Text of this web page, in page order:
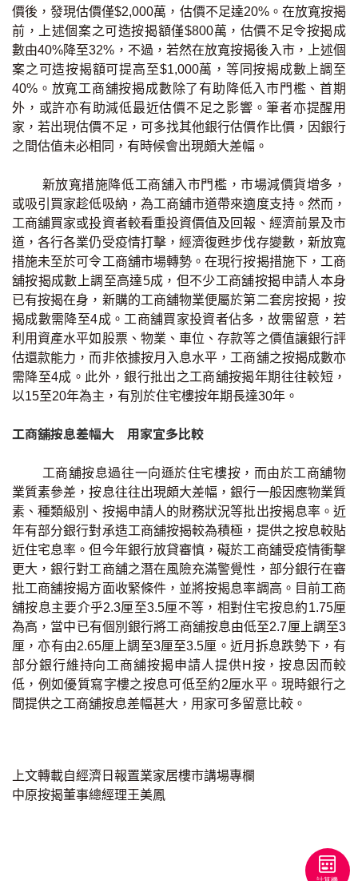
公司動態
按市新聞
統計數據庫
按揭快趣智識
按揭智庫
樓按專欄
按揭百科
實時銀行資訊
裝修·保險優惠
免費裝修轉介服務
保險資訊專欄
聯絡我們
聯絡方法
網上申請按揭轉介
條款及細則
私隱政策
本網頁所提供資料僅作參考用途。
若因錯漏而引致任何不便或損失，中原按揭概不負責。
© 2026 中原按揭經紀有限公司 Centaline Mortgage Broker Limited 版權所有
價後，發現估價僅$2,000萬，估價不足達20%。在放寬按揭
前，上述個案之可造按揭額僅$800萬，估價不足令按揭成
數由40%降至32%，不過，若然在放寬按揭後入市，上述個
案之可造按揭額可提高至$1,000萬，等同按揭成數上調至
40%。放寬工商舖按揭成數除了有助降低入市門檻、首期
外，或許亦有助減低最近估價不足之影響。筆者亦提醒用
家，若出現估價不足，可多找其他銀行估價作比價，因銀行
之間估值未必相同，有時候會出現頗大差幅。
新放寬措施降低工商舖入市門檻，市場減價貨增多，
或吸引買家趁低吸納，為工商舖市道帶來適度支持。然而，
工商舖買家或投資者較看重投資價值及回報、經濟前景及市
道，各行各業仍受疫情打擊，經濟復甦步伐存變數，新放寬
措施未至於可令工商舖市場轉勢。在現行按揭措施下，工商
舖按揭成數上調至高達5成，但不少工商舖按揭申請人本身
已有按揭在身，新購的工商舖物業便屬於第二套房按揭，按
揭成數需降至4成。工商舖買家投資者佔多，故需留意，若
利用資產水平如股票、物業、車位、存款等之價值讓銀行評
估還款能力，而非依據按月入息水平，工商舖之按揭成數亦
需降至4成。此外，銀行批出之工商舖按揭年期往往較短，
以15至20年為主，有別於住宅樓按年期長達30年。
工商舖按息差幅大 用家宜多比較
工商舖按息過往一向遜於住宅樓按，而由於工商舖物
業質素參差，按息往往出現頗大差幅，銀行一般因應物業質
素、種類級別、按揭申請人的財務狀況等批出按揭息率。近
年有部分銀行對承造工商舖按揭較為積極，提供之按息較貼
近住宅息率。但今年銀行放貸審慎，礙於工商舖受疫情衝擊
更大，銀行對工商舖之潛在風險充滿警覺性，部分銀行在審
批工商舖按揭方面收緊條件，並將按揭息率調高。目前工商
舖按息主要介乎2.3厘至3.5厘不等，相對住宅按息約1.75厘
為高，當中已有個別銀行將工商舖按息由低至2.7厘上調至3
厘，亦有由2.65厘上調至3厘至3.5厘。近月拆息跌勢下，有
部分銀行維持向工商舖按揭申請人提供H按，按息因而較
低，例如優質寫字樓之按息可低至約2厘水平。現時銀行之
間提供之工商舖按息差幅甚大，用家可多留意比較。
上文轉載自經濟日報置業家居樓市講場專欄
中原按揭董事總經理王美鳳